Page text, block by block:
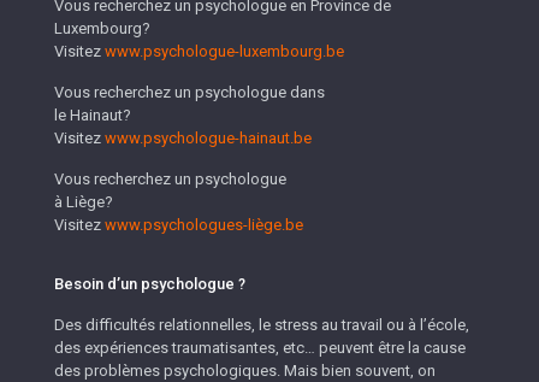
Vous recherchez un psychologue en Province de
Luxembourg?
Visitez www.psychologue-luxembourg.be
Vous recherchez un psychologue dans
le Hainaut?
Visitez www.psychologue-hainaut.be
Vous recherchez un psychologue
à Liège?
Visitez www.psychologues-liège.be
Besoin d’un psychologue ?
Des difficultés relationnelles, le stress au travail ou à l’école,
des expériences traumatisantes, etc… peuvent être la cause
des problèmes psychologiques. Mais bien souvent, on